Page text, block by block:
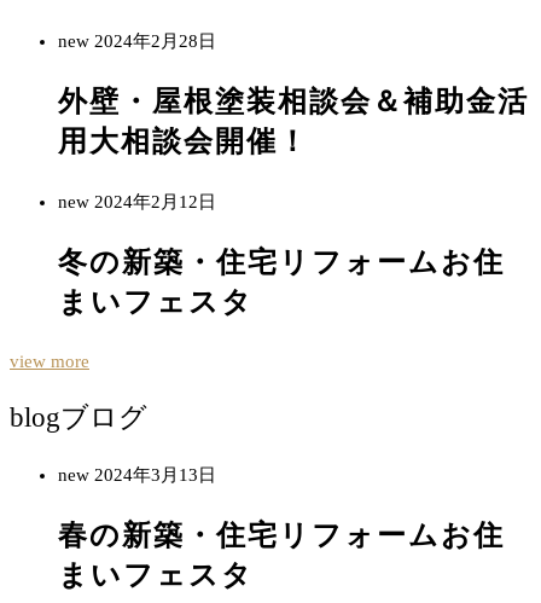
new 2024年2月28日
外壁・屋根塗装相談会＆補助金活
用大相談会開催！
new 2024年2月12日
冬の新築・住宅リフォームお住
まいフェスタ
view more
blogブログ
new 2024年3月13日
春の新築・住宅リフォームお住
まいフェスタ